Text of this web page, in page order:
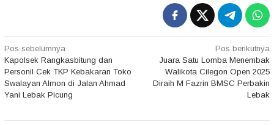
Navigasi
pos
Pos sebelumnya
Kapolsek Rangkasbitung dan
Personil Cek TKP Kebakaran Toko
Swalayan Almon di Jalan Ahmad
Yani Lebak Picung
Pos berikutnya
Juara Satu Lomba Menembak
Walikota Cilegon Open 2025
Diraih M Fazrin BMSC Perbakin
Lebak